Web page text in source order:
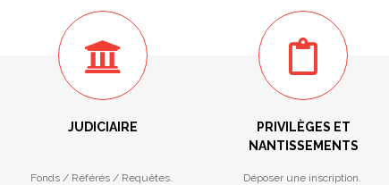
JUDICIAIRE
Fonds / Référés / Requêtes.
PRIVILÈGES ET
NANTISSEMENTS
Déposer une inscription.